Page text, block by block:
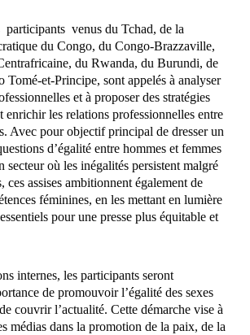
venus du Tchad, de la
du Congo, du Congo-Brazzaville,
du Rwanda, du Burundi, de
Tomé-et-Principe, sont appelés à analyser
et à proposer des stratégies
enrichir les relations professionnelles entre
Avec pour objectif principal de dresser un
d’égalité entre hommes et femmes
secteur où les inégalités persistent malgré
ces assises ambitionnent également de
féminines, en les mettant en lumière
pour une presse plus équitable et
internes, les participants seront
de promouvoir l’égalité des sexes
couvrir l’actualité. Cette démarche vise à
médias dans la promotion de la paix, de la